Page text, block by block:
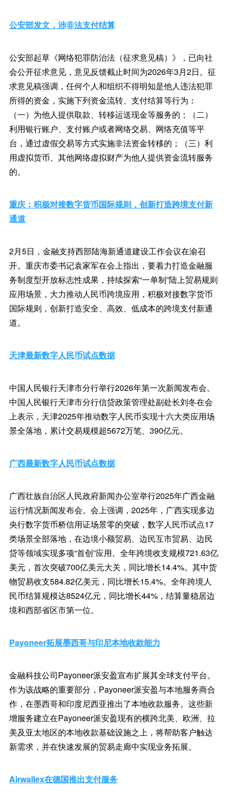
公安部发文，涉非法支付结算
公安部起草《网络犯罪防治法（征求意见稿）》，已向社
会公开征求意见，意见反馈截止时间为2026年3月2日。征
求意见稿强调，任何个人和组织不得明知是他人违法犯罪
所得的资金，实施下列资金流转、支付结算等行为：
（一）为他人提供取款、转移运送现金等服务的；（二）
利用银行账户、支付账户或者网络交易、网络充值等平
台，通过虚假交易等方式实施非法资金转移的；（三）利
用虚拟货币、其他网络虚拟财产为他人提供资金流转服务
的。
重庆：积极对接数字货币国际规则，创新打造跨境支付新
通道
2月5日，金融支持西部陆海新通道建设工作会议在渝召
开。重庆市委书记袁家军在会上指出，要着力打造金融服
务制度型开放标志性成果，持续探索“一单制”陆上贸易规则
应用场景，大力推动人民币跨境应用，积极对接数字货币
国际规则，创新打造安全、高效、低成本的跨境支付新通
道。
天津最新数字人民币试点数据
中国人民银行天津市分行举行2026年第一次新闻发布会。
中国人民银行天津市分行信贷政策管理处副处长刘冬在会
上表示，天津2025年推动数字人民币实现十六大类应用场
景全落地，累计交易规模超5672万笔、390亿元。
广西最新数字人民币试点数据
广西壮族自治区人民政府新闻办公室举行2025年广西金融
运行情况新闻发布会。会上强调，2025年，广西实现多边
央行数字货币桥信用证场景零的突破，数字人民币试点17
类场景全部落地，在边境小额贸易、边民互市贸易、边民
贷等领域实现多项“首创”应用。全年跨境收支规模721.63亿
美元，首次突破700亿美元大关，同比增长14.4%。其中货
物贸易收支584.82亿美元，同比增长15.4%。全年跨境人
民币结算规模达8524亿元，同比增长44%，结算量稳居边
境和西部省区市第一位。
Payoneer拓展墨西哥与印尼本地收款能力
金融科技公司Payoneer派安盈宣布扩展其全球支付平台。
作为该战略的重要部分，Payoneer派安盈与本地服务商合
作，在墨西哥和印度尼西亚推出了本地收款服务。这些新
增服务建立在Payoneer派安盈现有的横跨北美、欧洲、拉
美及亚太地区的本地收款基础设施之上，将帮助客户触达
新需求，并在快速发展的贸易走廊中实现业务拓展。
Airwallex在德国推出支付服务